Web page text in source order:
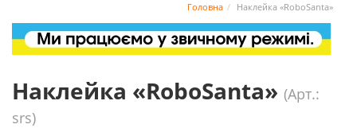
Головна Наклейка «RoboSanta»
Наклейка «RoboSanta» (Арт.:
srs)